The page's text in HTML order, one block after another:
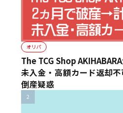
オリパ
The TCG Shop
未入金・高額カード返却
倒産疑惑